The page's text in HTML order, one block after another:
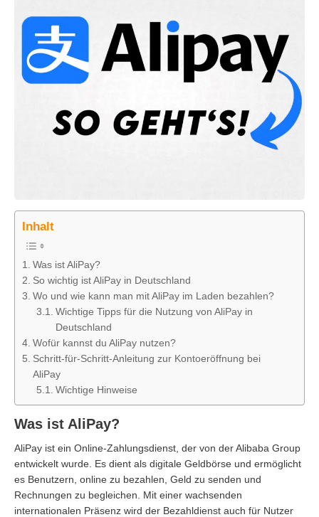
Inhalt
Was ist AliPay?
So wichtig ist AliPay in Deutschland
Wo und wie kann man mit AliPay im Laden bezahlen?
Wichtige Tipps für die Nutzung von AliPay in
Deutschland
Wofür kannst du AliPay nutzen?
Schritt-für-Schritt-Anleitung zur Kontoeröffnung bei
AliPay
Wichtige Hinweise
Was ist AliPay?
AliPay ist ein Online-Zahlungsdienst, der von der Alibaba Group
entwickelt wurde. Es dient als digitale Geldbörse und ermöglicht
es Benutzern, online zu bezahlen, Geld zu senden und
Rechnungen zu begleichen. Mit einer wachsenden
internationalen Präsenz wird der Bezahldienst auch für Nutzer